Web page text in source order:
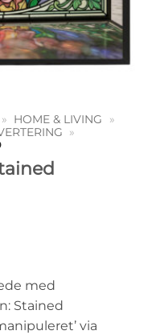
» HOME & LIVING
»
»
kr. 169,00
219,00
med
Stained
via